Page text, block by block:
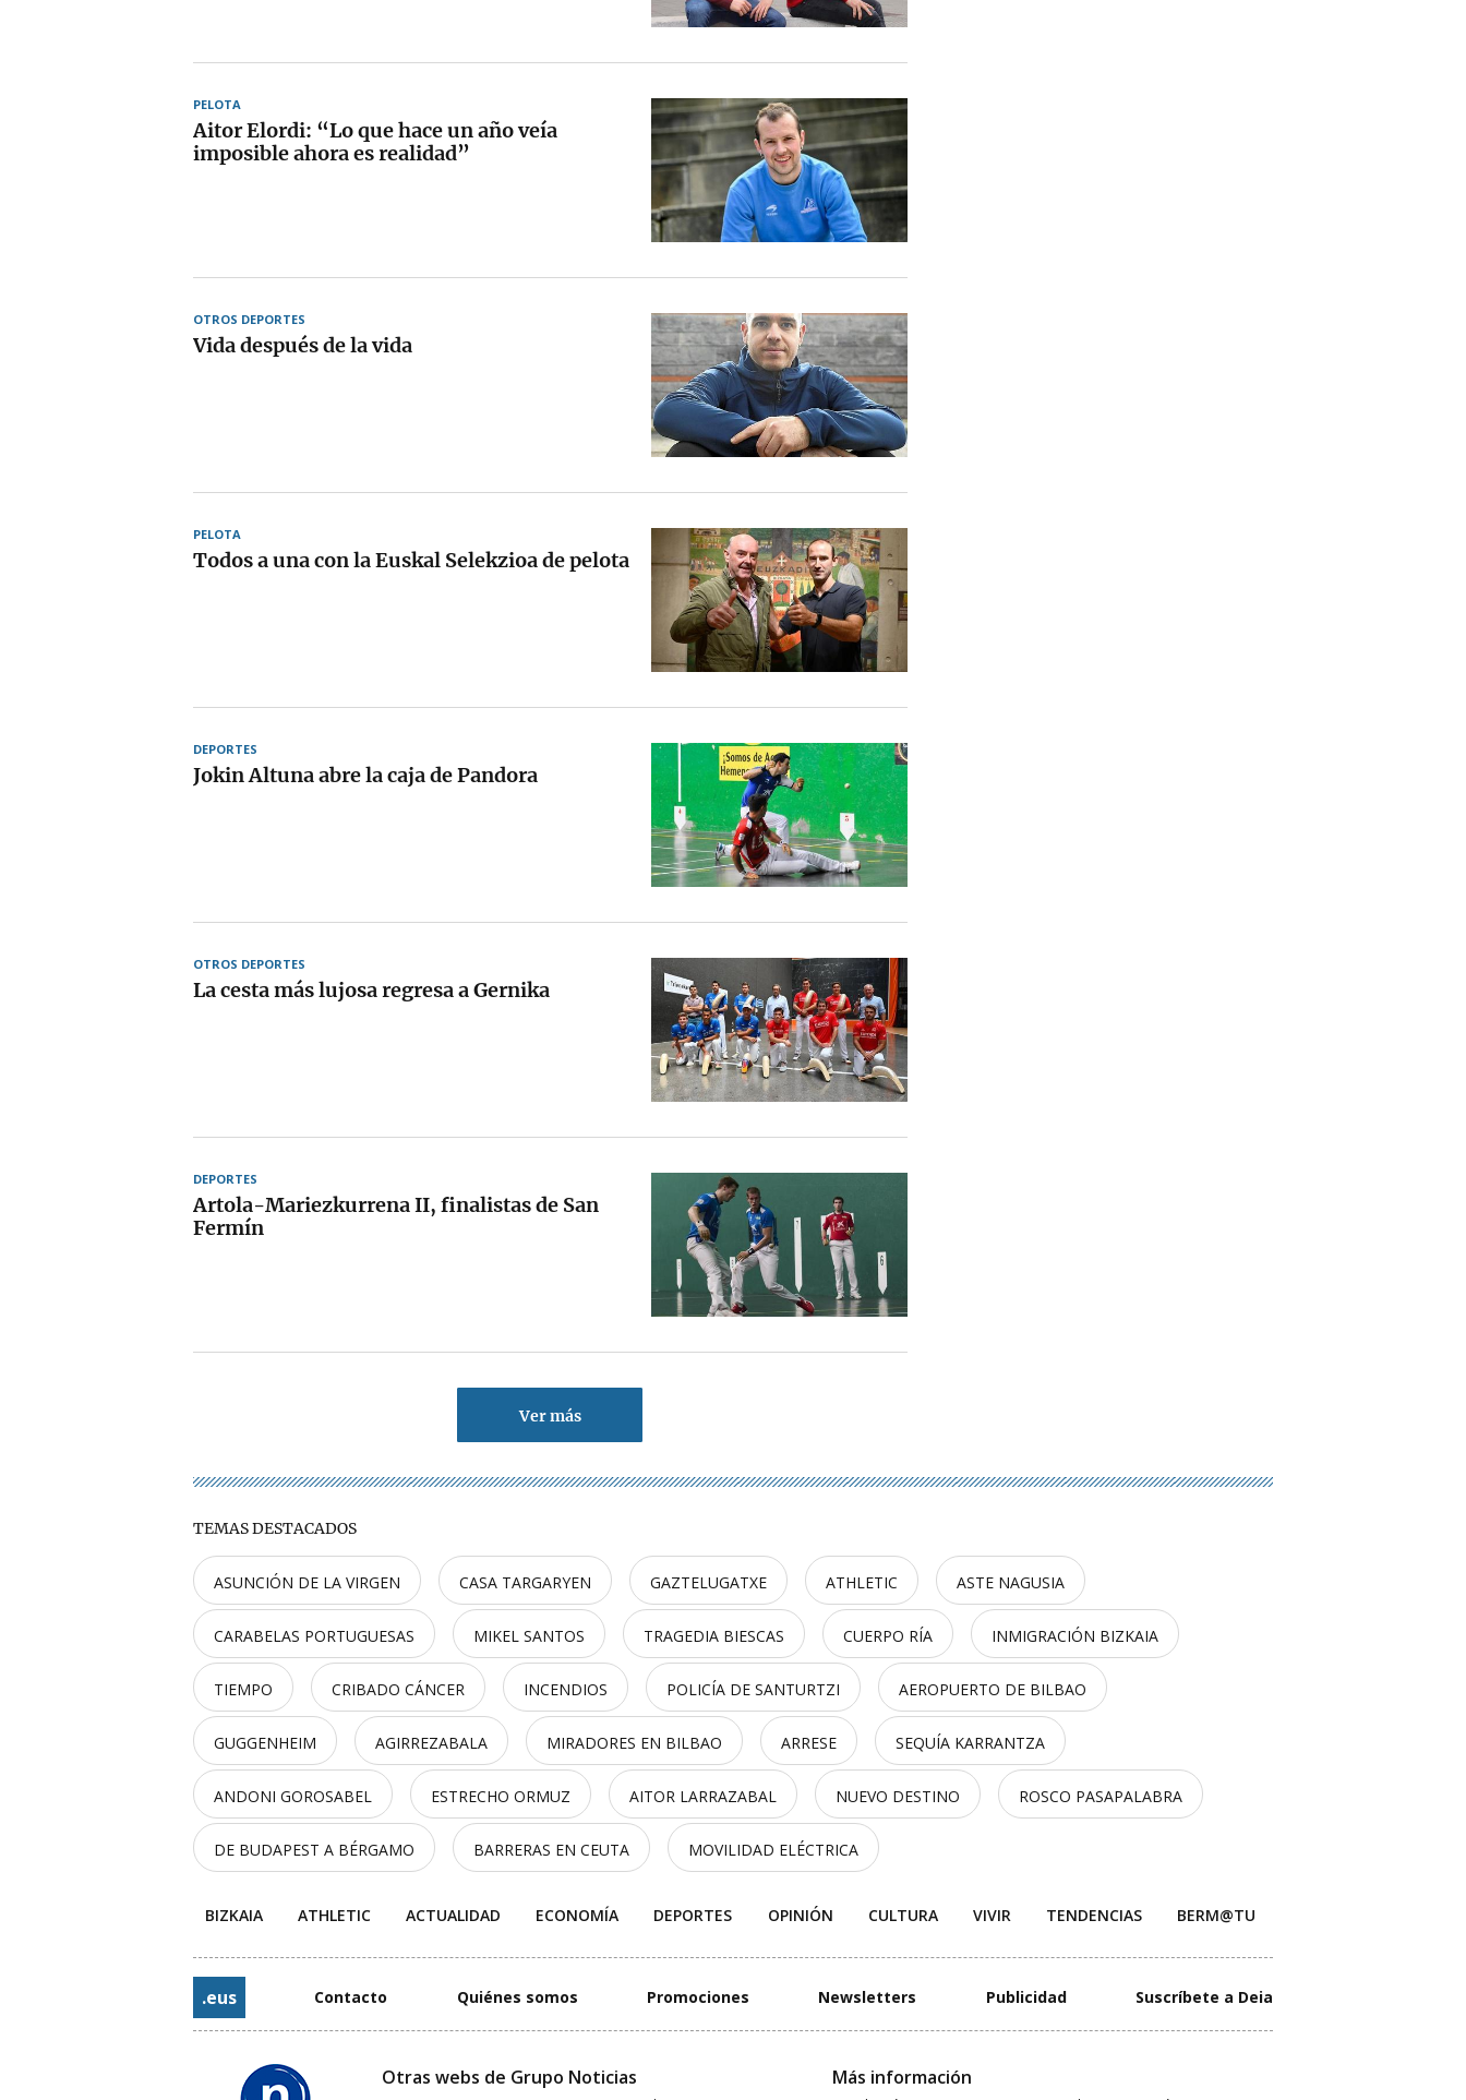
PELOTA
Aitor Elordi: “Lo que hace un año veía
imposible ahora es realidad”
OTROS DEPORTES
Vida después de la vida
PELOTA
Todos a una con la Euskal Selekzioa de pelota
DEPORTES
Jokin Altuna abre la caja de Pandora
OTROS DEPORTES
La cesta más lujosa regresa a Gernika
DEPORTES
Artola-Mariezkurrena II, finalistas de San
Fermín
Ver más
TEMAS DESTACADOS
ASUNCIÓN DE LA VIRGEN CASA TARGARYEN GAZTELUGATXE ATHLETIC ASTE NAGUSIA
CARABELAS PORTUGUESAS MIKEL SANTOS TRAGEDIA BIESCAS CUERPO RÍA INMIGRACIÓN BIZKAIA
TIEMPO CRIBADO CÁNCER INCENDIOS POLICÍA DE SANTURTZI AEROPUERTO DE BILBAO
GUGGENHEIM AGIRREZABALA MIRADORES EN BILBAO ARRESE SEQUÍA KARRANTZA
ANDONI GOROSABEL ESTRECHO ORMUZ AITOR LARRAZABAL NUEVO DESTINO ROSCO PASAPALABRA
DE BUDAPEST A BÉRGAMO BARRERAS EN CEUTA MOVILIDAD ELÉCTRICA
BIZKAIA ATHLETIC ACTUALIDAD ECONOMÍA DEPORTES OPINIÓN CULTURA VIVIR TENDENCIAS BERM@TU
.eus Contacto Quiénes somos Promociones Newsletters Publicidad Suscríbete a Deia
Otras webs de Grupo Noticias Más información